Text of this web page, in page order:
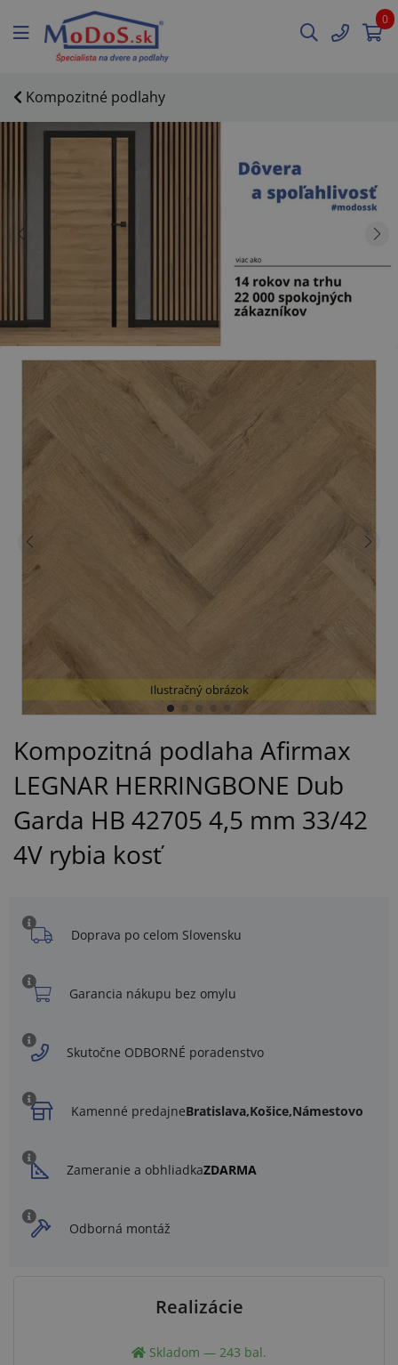
0
Kompozitné podlahy
Ilustračný obrázok
Kompozitná podlaha Afirmax
LEGNAR HERRINGBONE Dub
Garda HB 42705 4,5 mm 33/42
4V rybia kosť
Doprava po celom Slovensku
Garancia nákupu bez omylu
Skutočne ODBORNÉ poradenstvo
Kamenné predajneBratislava,Košice,Námestovo
Zameranie a obhliadkaZDARMA
Odborná montáž
Realizácie
Skladom — 243 bal.